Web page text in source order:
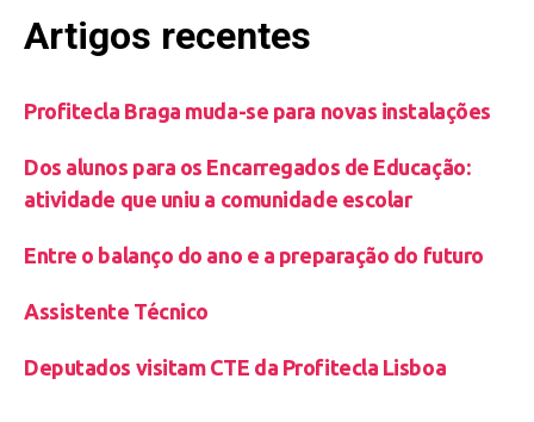
Artigos recentes
Profitecla Braga muda-se para novas instalações
Dos alunos para os Encarregados de Educação:
atividade que uniu a comunidade escolar
Entre o balanço do ano e a preparação do futuro
Assistente Técnico
Deputados visitam CTE da Profitecla Lisboa